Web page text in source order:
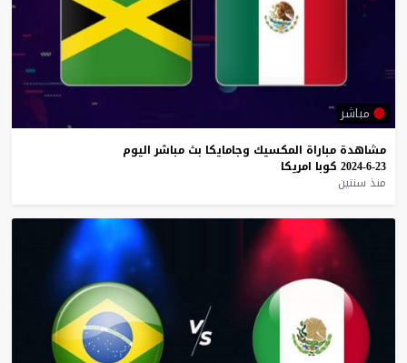
مباشر
مشاهدة مباراة المكسيك وجامايكا بث مباشر اليوم
23-6-2024
كوبا امريكا
منذ سنتين